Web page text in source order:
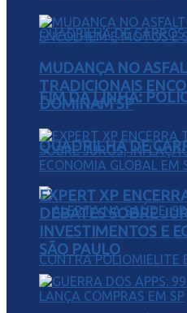
FIM DA LINHA:
QUADRILHA DE
MUDANÇA NO
TRADICIONAIS
DOMINAM SP
EXPERT XP
DEBATES SOBRE
INVESTIMENTOS E
SÃO PAULO